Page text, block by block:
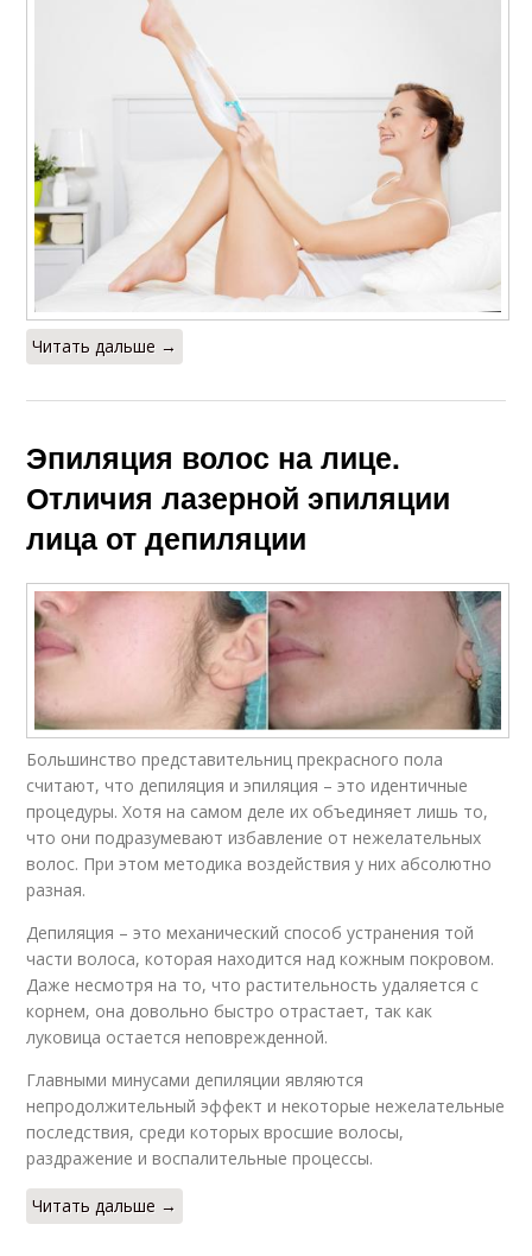
Читать дальше →
Эпиляция волос на лице.
Отличия лазерной эпиляции
лица от депиляции
Большинство представительниц прекрасного пола
считают, что депиляция и эпиляция – это идентичные
процедуры. Хотя на самом деле их объединяет лишь то,
что они подразумевают избавление от нежелательных
волос. При этом методика воздействия у них абсолютно
разная.
Депиляция – это механический способ устранения той
части волоса, которая находится над кожным покровом.
Даже несмотря на то, что растительность удаляется с
корнем, она довольно быстро отрастает, так как
луковица остается неповрежденной.
Главными минусами депиляции являются
непродолжительный эффект и некоторые нежелательные
последствия, среди которых вросшие волосы,
раздражение и воспалительные процессы.
Читать дальше →